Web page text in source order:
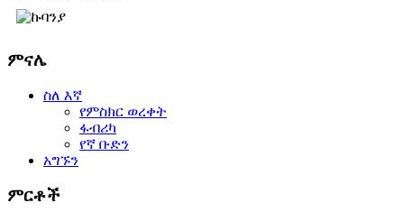
ምናሌ
ስለ እኛ
የምስክር ወረቀት
ፋብሪካ
የኛ ቡድን
አግኙን
ምርቶች